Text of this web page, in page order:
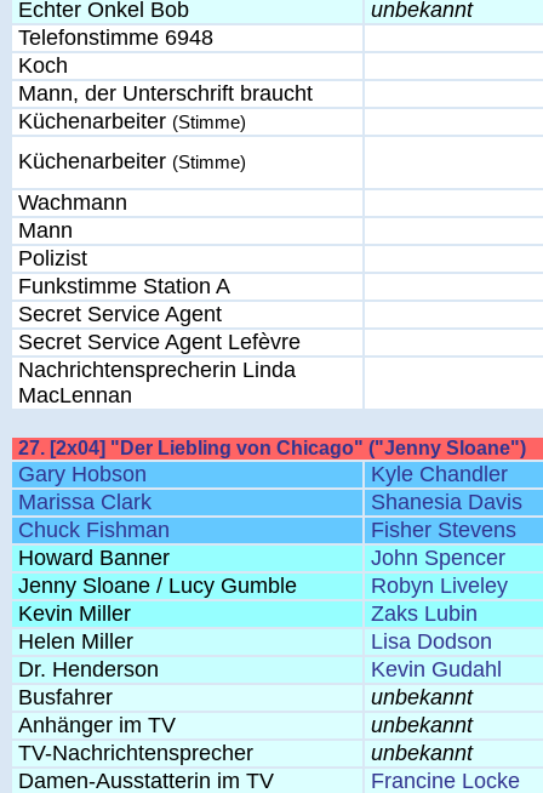
Echter Onkel Bob
unbekannt
Telefonstimme 6948
Koch
Mann, der Unterschrift braucht
Küchenarbeiter (Stimme)
Küchenarbeiter (Stimme)
Wachmann
Mann
Polizist
Funkstimme Station A
Secret Service Agent
Secret Service Agent Lefèvre
Nachrichtensprecherin Linda
MacLennan
27. [2x04] "Der Liebling von Chicago" ("Jenny Sloane")
Gary Hobson
Kyle Chandler
Marissa Clark
Shanesia Davis
Chuck Fishman
Fisher Stevens
Howard Banner
John Spencer
Jenny Sloane / Lucy Gumble
Robyn Liveley
Kevin Miller
Zaks Lubin
Helen Miller
Lisa Dodson
Dr. Henderson
Kevin Gudahl
Busfahrer
unbekannt
Anhänger im TV
unbekannt
TV-Nachrichtensprecher
unbekannt
Damen-Ausstatterin im TV
Francine Locke